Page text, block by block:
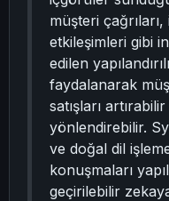
müşteri
etkileşimleri gibi
edilen
faydalanarak
satışları
yönlendirebilir.
ve doğal dil
konuşmaları
geçirilebilir